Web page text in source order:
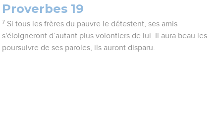
Proverbes 19
7 Si tous les frères du pauvre le détestent, ses amis
s'éloigneront d’autant plus volontiers de lui. Il aura beau les
poursuivre de ses paroles, ils auront disparu.